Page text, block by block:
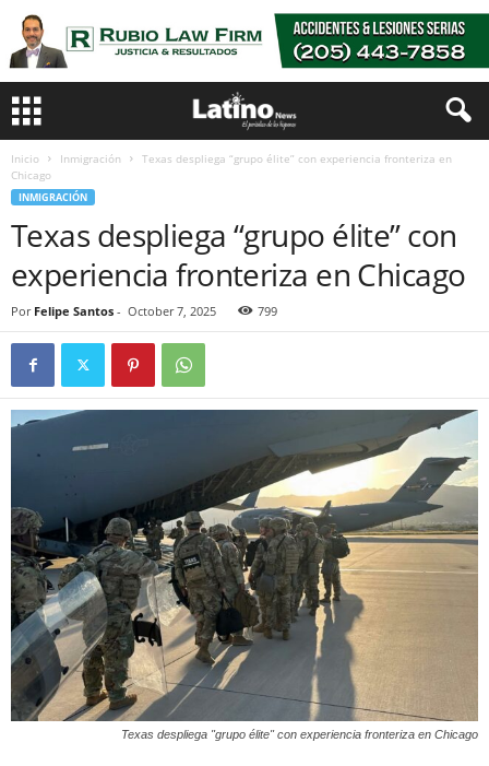
Inicio Inmigración
Texas despliega “grupo élite” con experiencia fronteriza en
Chicago
INMIGRACIÓN
Texas despliega “grupo élite” con
experiencia fronteriza en Chicago
Por Felipe Santos - October 7, 2025 799
Texas despliega "grupo élite" con experiencia fronteriza en Chicago